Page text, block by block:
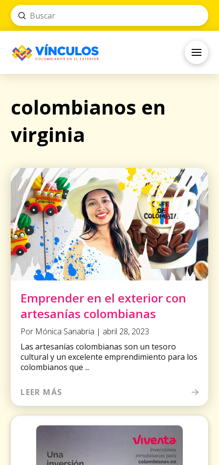
Search
Submit
colombianos en
virginia
Emprender en el exterior con
artesanías colombianas
Por Mónica Sanabria | abril 28, 2023
Las artesanías colombianas son un tesoro
cultural y un excelente emprendimiento para los
colombianos que ...
LEER MÁS